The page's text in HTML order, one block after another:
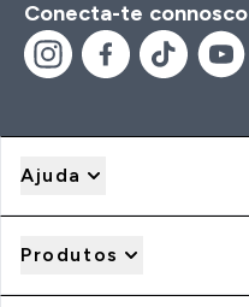
Conecta-te connosco
Ajuda
Produtos